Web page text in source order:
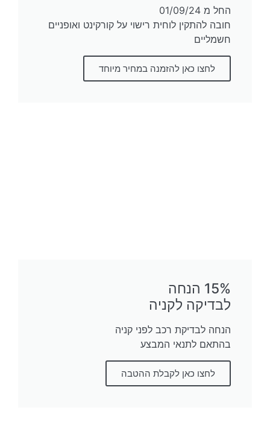
החל מ 01/09/24
חובה להתקין לוחית רישוי על קורקינט ואופניים
חשמליים
לחצו כאן להזמנה במחיר מיוחד
15% הנחה
לבדיקה לקניה
הנחה לבדיקת רכב לפני קניה
בהתאם לתנאי המבצע
לחצו כאן לקבלת ההטבה